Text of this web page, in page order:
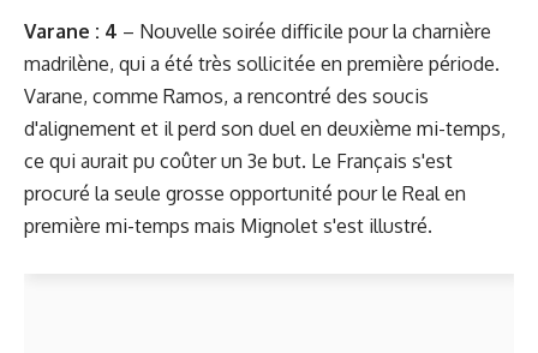
Varane : 4 – Nouvelle soirée difficile pour la charnière
madrilène, qui a été très sollicitée en première période.
Varane, comme Ramos, a rencontré des soucis
d'alignement et il perd son duel en deuxième mi-temps,
ce qui aurait pu coûter un 3e but. Le Français s'est
procuré la seule grosse opportunité pour le Real en
première mi-temps mais Mignolet s'est illustré.